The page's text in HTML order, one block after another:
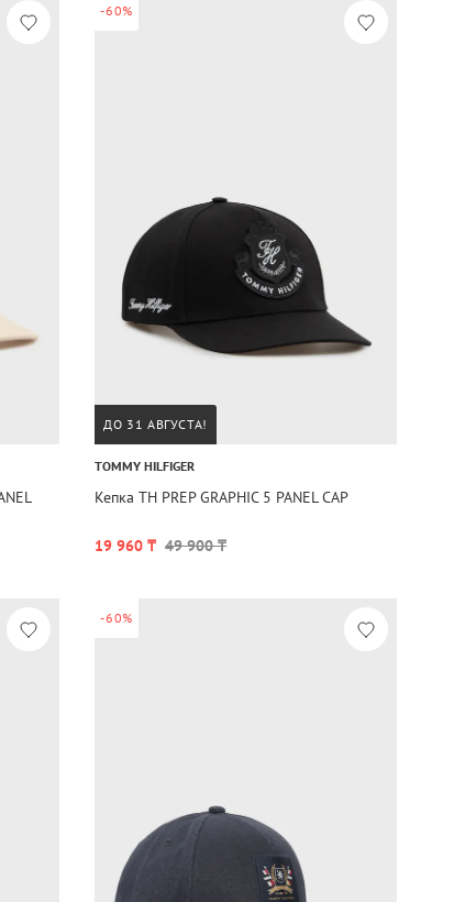
-60%
ДО 31 АВГУСТА!
TOMMY HILFIGER
Кепка TH PREP GRAPHIC 5 PANEL CAP
19 960 ₸ 49 900 ₸
-60%